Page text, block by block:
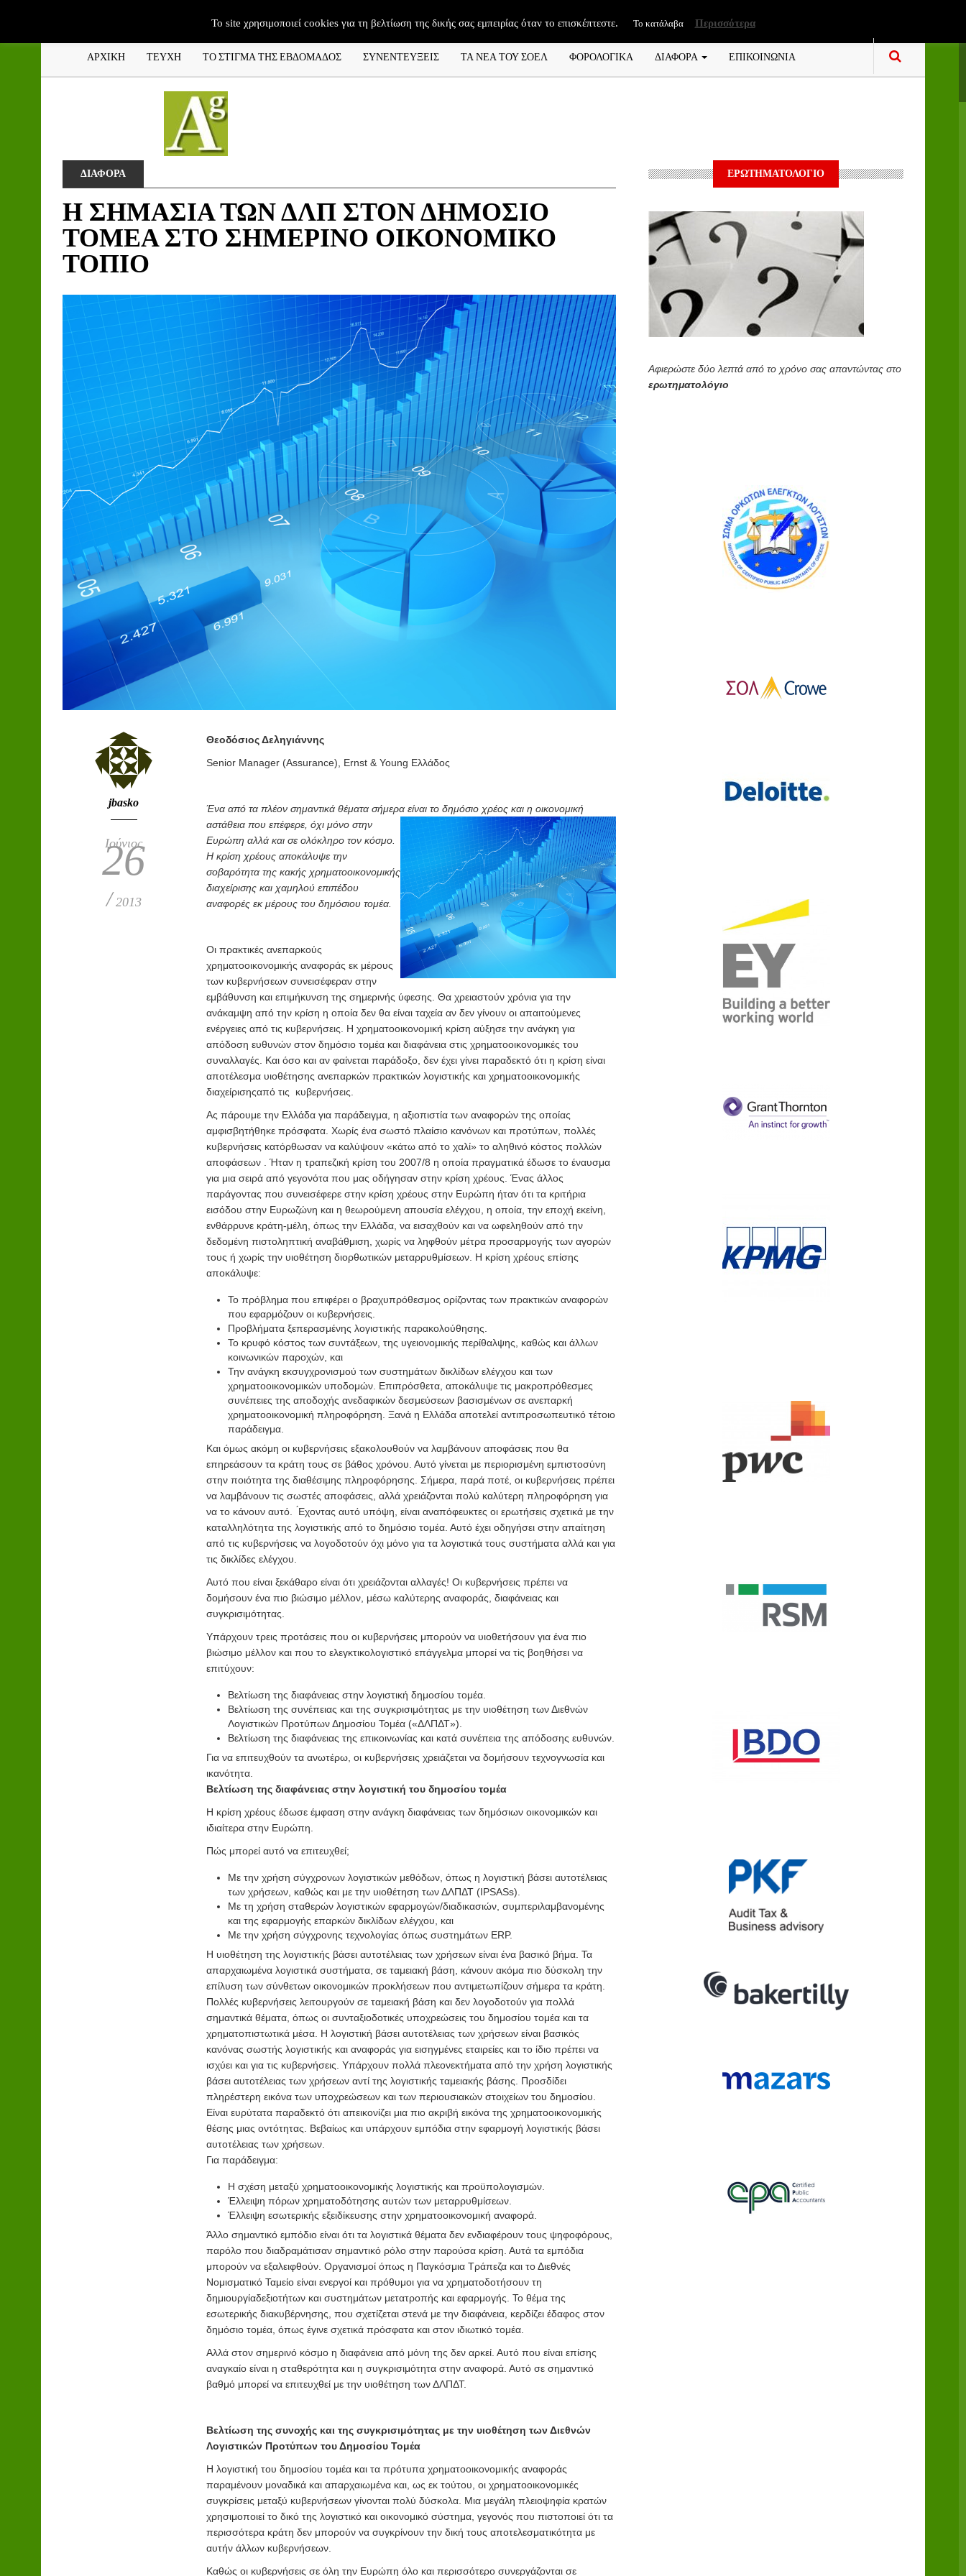
ΑΡΧΙΚΗ ΤΕΥΧΗ ΤΟ ΣΤΙΓΜΑ ΤΗΣ ΕΒΔΟΜΑΔΟΣ ΣΥΝΕΝΤΕΥΞΕΙΣ ΤΑ ΝΕΑ ΤΟΥ ΣΟΕΛ ΦΟΡΟΛΟΓΙΚΑ ΔΙΑΦΟΡΑ ΕΠΙΚΟΙΝΩΝΙΑ
ΔΙΑΦΟΡΑ
Η ΣΗΜΑΣΙΑ ΤΩΝ ΔΛΠ ΣΤΟΝ ΔΗΜΟΣΙΟ
ΤΟΜΕΑ ΣΤΟ ΣΗΜΕΡΙΝΟ ΟΙΚΟΝΟΜΙΚΟ
ΤΟΠΙΟ
jbasko
Ιούνιος
26
/2013
Θεοδόσιος Δεληγιάννης
Senior Manager (Assurance), Ernst & Young Ελλάδος
Ένα από τα πλέον σημαντικά θέματα σήμερα είναι το δημόσιο χρέος και η οικονομική
αστάθεια που επέφερε, όχι μόνο στην
Ευρώπη αλλά και σε ολόκληρο τον κόσμο.
Η κρίση χρέους αποκάλυψε την
σοβαρότητα της κακής χρηματοοικονομικής
διαχείρισης και χαμηλού επιπέδου
αναφορές εκ μέρους του δημόσιου τομέα.
Οι πρακτικές ανεπαρκούς
χρηματοοικονομικής αναφοράς εκ μέρους
των κυβερνήσεων συνεισέφεραν στην
εμβάθυνση και επιμήκυνση της σημερινής ύφεσης. Θα χρειαστούν χρόνια για την
ανάκαμψη από την κρίση η οποία δεν θα είναι ταχεία αν δεν γίνουν οι απαιτούμενες
ενέργειες από τις κυβερνήσεις. Η χρηματοοικονομική κρίση αύξησε την ανάγκη για
απόδοση ευθυνών στον δημόσιο τομέα και διαφάνεια στις χρηματοοικονομικές του
συναλλαγές. Και όσο και αν φαίνεται παράδοξο, δεν έχει γίνει παραδεκτό ότι η κρίση είναι
αποτέλεσμα υιοθέτησης ανεπαρκών πρακτικών λογιστικής και χρηματοοικονομικής
διαχείρισηςαπό τις κυβερνήσεις.
Ας πάρουμε την Ελλάδα για παράδειγμα, η αξιοπιστία των αναφορών της οποίας
αμφισβητήθηκε πρόσφατα. Χωρίς ένα σωστό πλαίσιο κανόνων και προτύπων, πολλές
κυβερνήσεις κατόρθωσαν να καλύψουν «κάτω από το χαλί» το αληθινό κόστος πολλών
αποφάσεων . Ήταν η τραπεζική κρίση του 2007/8 η οποία πραγματικά έδωσε το έναυσμα
για μια σειρά από γεγονότα που μας οδήγησαν στην κρίση χρέους. Ένας άλλος
παράγοντας που συνεισέφερε στην κρίση χρέους στην Ευρώπη ήταν ότι τα κριτήρια
εισόδου στην Ευρωζώνη και η θεωρούμενη απουσία ελέγχου, η οποία, την εποχή εκείνη,
ενθάρρυνε κράτη-μέλη, όπως την Ελλάδα, να εισαχθούν και να ωφεληθούν από την
δεδομένη πιστοληπτική αναβάθμιση, χωρίς να ληφθούν μέτρα προσαρμογής των αγορών
τους ή χωρίς την υιοθέτηση διορθωτικών μεταρρυθμίσεων. Η κρίση χρέους επίσης
αποκάλυψε:
Το πρόβλημα που επιφέρει ο βραχυπρόθεσμος ορίζοντας των πρακτικών αναφορών
που εφαρμόζουν οι κυβερνήσεις.
Προβλήματα ξεπερασμένης λογιστικής παρακολούθησης.
Το κρυφό κόστος των συντάξεων, της υγειονομικής περίθαλψης, καθώς και άλλων
κοινωνικών παροχών, και
Την ανάγκη εκσυγχρονισμού των συστημάτων δικλίδων ελέγχου και των
χρηματοοικονομικών υποδομών. Επιπρόσθετα, αποκάλυψε τις μακροπρόθεσμες
συνέπειες της αποδοχής ανεδαφικών δεσμεύσεων βασισμένων σε ανεπαρκή
χρηματοοικονομική πληροφόρηση. Ξανά η Ελλάδα αποτελεί αντιπροσωπευτικό τέτοιο
παράδειγμα.
Και όμως ακόμη οι κυβερνήσεις εξακολουθούν να λαμβάνουν αποφάσεις που θα
επηρεάσουν τα κράτη τους σε βάθος χρόνου. Αυτό γίνεται με περιορισμένη εμπιστοσύνη
στην ποιότητα της διαθέσιμης πληροφόρησης. Σήμερα, παρά ποτέ, οι κυβερνήσεις πρέπει
να λαμβάνουν τις σωστές αποφάσεις, αλλά χρειάζονται πολύ καλύτερη πληροφόρηση για
να το κάνουν αυτό. ́Εχοντας αυτό υπόψη, είναι αναπόφευκτες οι ερωτήσεις σχετικά με την
καταλληλότητα της λογιστικής από το δημόσιο τομέα. Αυτό έχει οδηγήσει στην απαίτηση
από τις κυβερνήσεις να λογοδοτούν όχι μόνο για τα λογιστικά τους συστήματα αλλά και για
τις δικλίδες ελέγχου.
Αυτό που είναι ξεκάθαρο είναι ότι χρειάζονται αλλαγές! Οι κυβερνήσεις πρέπει να
δομήσουν ένα πιο βιώσιμο μέλλον, μέσω καλύτερης αναφοράς, διαφάνειας και
συγκρισιμότητας.
Υπάρχουν τρεις προτάσεις που οι κυβερνήσεις μπορούν να υιοθετήσουν για ένα πιο
βιώσιμο μέλλον και που το ελεγκτικολογιστικό επάγγελμα μπορεί να τiς βοηθήσει να
επιτύχουν:
Βελτίωση της διαφάνειας στην λογιστική δημοσίου τομέα.
Βελτίωση της συνέπειας και της συγκρισιμότητας με την υιοθέτηση των Διεθνών
Λογιστικών Προτύπων Δημοσίου Τομέα («ΔΛΠΔΤ»).
Βελτίωση της διαφάνειας της επικοινωνίας και κατά συνέπεια της απόδοσης ευθυνών.
Για να επιτευχθούν τα ανωτέρω, οι κυβερνήσεις χρειάζεται να δομήσουν τεχνογνωσία και
ικανότητα.
Βελτίωση της διαφάνειας στην λογιστική του δημοσίου τομέα
Η κρίση χρέους έδωσε έμφαση στην ανάγκη διαφάνειας των δημόσιων οικονομικών και
ιδιαίτερα στην Ευρώπη.
Πώς μπορεί αυτό να επιτευχθεί;
Με την χρήση σύγχρονων λογιστικών μεθόδων, όπως η λογιστική βάσει αυτοτέλειας
των χρήσεων, καθώς και με την υιοθέτηση των ΔΛΠΔΤ (IPSASs).
Με τη χρήση σταθερών λογιστικών εφαρμογών/διαδικασιών, συμπεριλαμβανομένης
και της εφαρμογής επαρκών δικλίδων ελέγχου, και
Με την χρήση σύγχρονης τεχνολογίας όπως συστημάτων ERP.
Η υιοθέτηση της λογιστικής βάσει αυτοτέλειας των χρήσεων είναι ένα βασικό βήμα. Τα
απαρχαιωμένα λογιστικά συστήματα, σε ταμειακή βάση, κάνουν ακόμα πιο δύσκολη την
επίλυση των σύνθετων οικονομικών προκλήσεων που αντιμετωπίζουν σήμερα τα κράτη.
Πολλές κυβερνήσεις λειτουργούν σε ταμειακή βάση και δεν λογοδοτούν για πολλά
σημαντικά θέματα, όπως οι συνταξιοδοτικές υποχρεώσεις του δημοσίου τομέα και τα
χρηματοπιστωτικά μέσα. Η λογιστική βάσει αυτοτέλειας των χρήσεων είναι βασικός
κανόνας σωστής λογιστικής και αναφοράς για εισηγμένες εταιρείες και το ίδιο πρέπει να
ισχύει και για τις κυβερνήσεις. Υπάρχουν πολλά πλεονεκτήματα από την χρήση λογιστικής
βάσει αυτοτέλειας των χρήσεων αντί της λογιστικής ταμειακής βάσης. Προσδίδει
πληρέστερη εικόνα των υποχρεώσεων και των περιουσιακών στοιχείων του δημοσίου.
Είναι ευρύτατα παραδεκτό ότι απεικονίζει μια πιο ακριβή εικόνα της χρηματοοικονομικής
θέσης μιας οντότητας. Βεβαίως και υπάρχουν εμπόδια στην εφαρμογή λογιστικής βάσει
αυτοτέλειας των χρήσεων.
Για παράδειγμα:
Η σχέση μεταξύ χρηματοοικονομικής λογιστικής και προϋπολογισμών.
Έλλειψη πόρων χρηματοδότησης αυτών των μεταρρυθμίσεων.
Έλλειψη εσωτερικής εξειδίκευσης στην χρηματοοικονομική αναφορά.
Άλλο σημαντικό εμπόδιο είναι ότι τα λογιστικά θέματα δεν ενδιαφέρουν τους ψηφοφόρους,
παρόλο που διαδραμάτισαν σημαντικό ρόλο στην παρούσα κρίση. Αυτά τα εμπόδια
μπορούν να εξαλειφθούν. Οργανισμοί όπως η Παγκόσμια Τράπεζα και το Διεθνές
Νομισματικό Ταμείο είναι ενεργοί και πρόθυμοι για να χρηματοδοτήσουν τη
δημιουργίαδεξιοτήτων και συστημάτων μετατροπής και εφαρμογής. Το θέμα της
εσωτερικής διακυβέρνησης, που σχετίζεται στενά με την διαφάνεια, κερδίζει έδαφος στον
δημόσιο τομέα, όπως έγινε σχετικά πρόσφατα και στον ιδιωτικό τομέα.
Αλλά στον σημερινό κόσμο η διαφάνεια από μόνη της δεν αρκεί. Αυτό που είναι επίσης
αναγκαίο είναι η σταθερότητα και η συγκρισιμότητα στην αναφορά. Αυτό σε σημαντικό
βαθμό μπορεί να επιτευχθεί με την υιοθέτηση των ΔΛΠΔΤ.
Βελτίωση της συνοχής και της συγκρισιμότητας με την υιοθέτηση των Διεθνών
Λογιστικών Προτύπων του Δημοσίου Τομέα
Η λογιστική του δημοσίου τομέα και τα πρότυπα χρηματοοικονομικής αναφοράς
παραμένουν μοναδικά και απαρχαιωμένα και, ως εκ τούτου, οι χρηματοοικονομικές
συγκρίσεις μεταξύ κυβερνήσεων γίνονται πολύ δύσκολα. Μια μεγάλη πλειοψηφία κρατών
χρησιμοποιεί το δικό της λογιστικό και οικονομικό σύστημα, γεγονός που πιστοποιεί ότι τα
περισσότερα κράτη δεν μπορούν να συγκρίνουν την δική τους αποτελεσματικότητα με
αυτήν άλλων κυβερνήσεων.
Καθώς οι κυβερνήσεις σε όλη την Ευρώπη όλο και περισσότερο συνεργάζονται σε
ΕΡΩΤΗΜΑΤΟΛΟΓΙΟ
Αφιερώστε δύο λεπτά από το χρόνο σας απαντώντας στο
ερωτηματολόγιο
To site χρησιμοποιεί cookies για τη βελτίωση της δικής σας εμπειρίας όταν το επισκέπτεστε. Το κατάλαβα Περισσότερα